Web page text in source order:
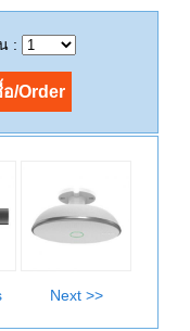
:
Next >>